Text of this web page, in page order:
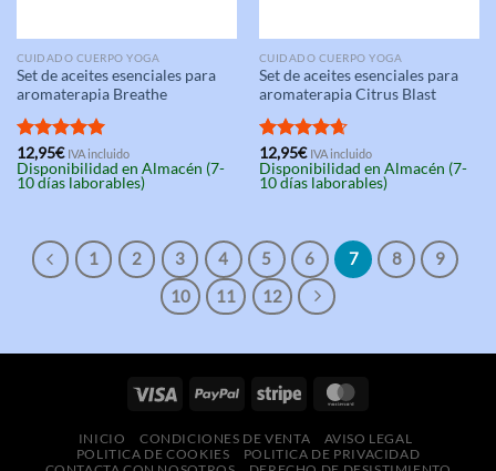
CUIDADO CUERPO YOGA
Set de aceites esenciales para
aromaterapia Breathe
Valorado
con5.00
de 5
12,95€ IVA incluido
Disponibilidad en Almacén (7-
10 días laborables)
CUIDADO CUERPO YOGA
Set de aceites esenciales para
aromaterapia Citrus Blast
Valorado
con4.67
de 5
12,95€ IVA incluido
Disponibilidad en Almacén (7-
10 días laborables)
1 2 3 4 5 6 7 8
9
10
11 12
INICIO CONDICIONES DE VENTA
AVISO LEGAL
POLITICA DE COOKIES
POLITICA DE PRIVACIDAD